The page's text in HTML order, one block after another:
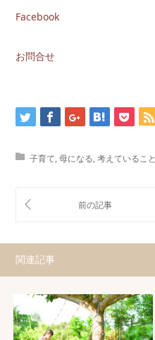
Facebook
お問合せ
子育て,母になる,考えていること
関連記事